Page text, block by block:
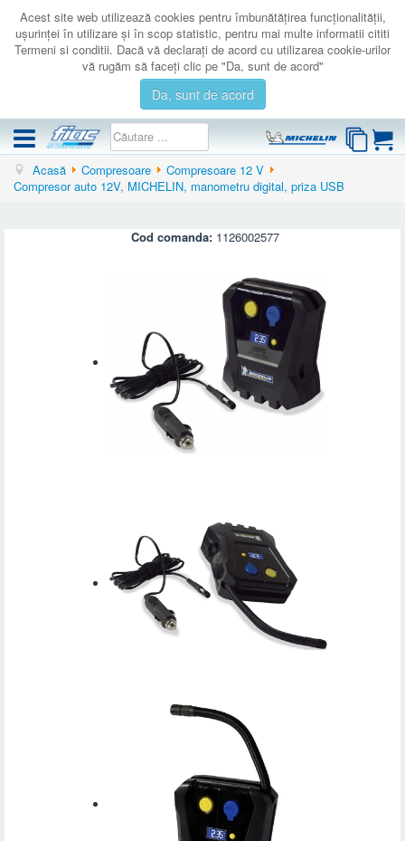
Acest site web utilizează cookies pentru îmbunătăţirea funcţionalităţii,
uşurinţei în utilizare şi în scop statistic, pentru mai multe informatii cititi
Termeni si conditii. Dacă vă declaraţi de acord cu utilizarea cookie-urilor
vă rugăm să faceţi clic pe "Da, sunt de acord"
Da, sunt de acord
COMPRESOARE
AUTENTIFICARE
Acasă Compresoare
Compresoare 12 V
Compresor auto 12V, MICHELIN, manometru digital, priza USB
Cod comanda: 1126002577